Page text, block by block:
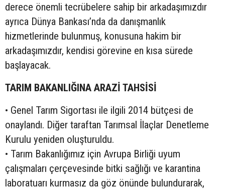
derece önemli tecrübelere sahip bir arkadaşımızdır
ayrıca Dünya Bankası’nda da danışmanlık
hizmetlerinde bulunmuş, konusuna hakim bir
arkadaşımızdır, kendisi görevine en kısa sürede
başlayacak.
TARIM BAKANLIĞINA ARAZİ TAHSİSİ
• Genel Tarım Sigortası ile ilgili 2014 bütçesi de
onaylandı. Diğer taraftan Tarımsal İlaçlar Denetleme
Kurulu yeniden oluşturuldu.
• Tarım Bakanlığımız için Avrupa Birliği uyum
çalışmaları çerçevesinde bitki sağlığı ve karantina
laboratuarı kurmasız da göz önünde bulundurarak,